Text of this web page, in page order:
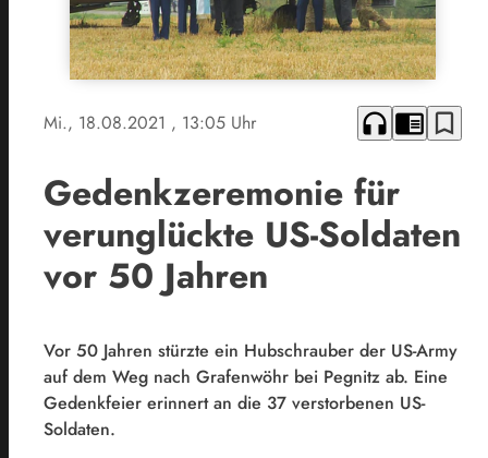
Mi., 18.08.2021 , 13:05 Uhr headphones chrome_reader_mode bookmark_border
Gedenkzeremonie für
verunglückte US-Soldaten
vor 50 Jahren
Vor 50 Jahren stürzte ein Hubschrauber der US-Army
auf dem Weg nach Grafenwöhr bei Pegnitz ab. Eine
Gedenkfeier erinnert an die 37 verstorbenen US-
Soldaten.